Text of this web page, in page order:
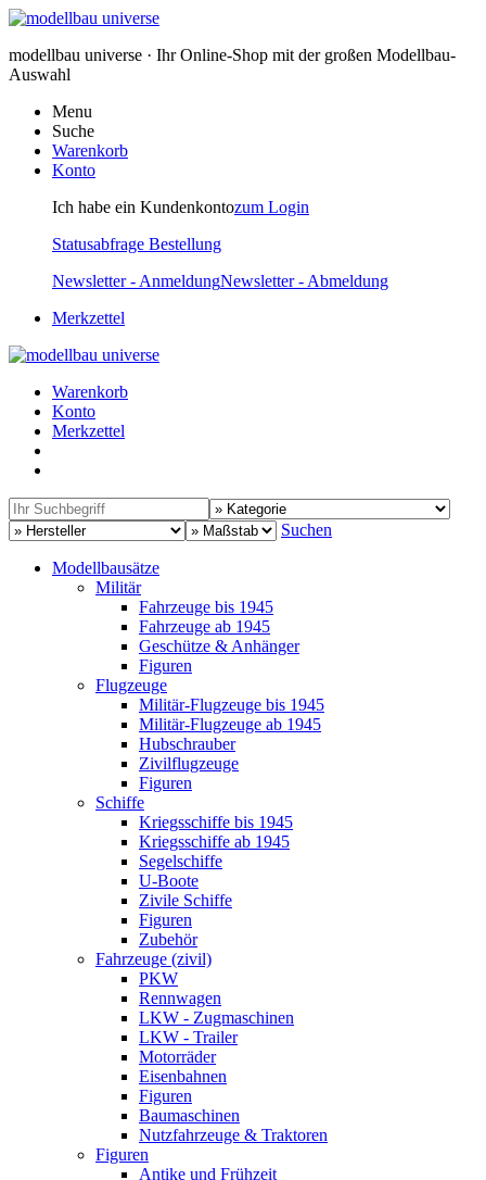
modellbau universe · Ihr Online-Shop mit der großen Modellbau-
Auswahl
Menu
Suche
Warenkorb
Konto
Ich habe ein Kundenkontozum Login
Statusabfrage Bestellung
Newsletter - AnmeldungNewsletter - Abmeldung
Merkzettel
Warenkorb
Konto
Merkzettel
Suchen
Modellbausätze
Militär
Fahrzeuge bis 1945
Fahrzeuge ab 1945
Geschütze & Anhänger
Figuren
Flugzeuge
Militär-Flugzeuge bis 1945
Militär-Flugzeuge ab 1945
Hubschrauber
Zivilflugzeuge
Figuren
Schiffe
Kriegsschiffe bis 1945
Kriegsschiffe ab 1945
Segelschiffe
U-Boote
Zivile Schiffe
Figuren
Zubehör
Fahrzeuge (zivil)
PKW
Rennwagen
LKW - Zugmaschinen
LKW - Trailer
Motorräder
Eisenbahnen
Figuren
Baumaschinen
Nutzfahrzeuge & Traktoren
Figuren
Antike und Frühzeit